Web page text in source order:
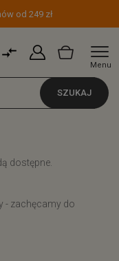
od 249 zł
Menu
SZUKAJ
dostępne.
- zachęcamy do